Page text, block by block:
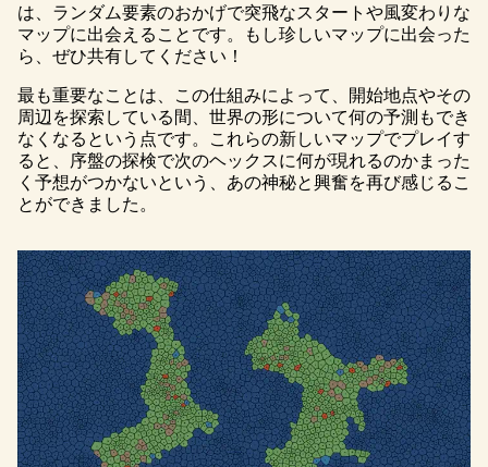
は、ランダム要素のおかげで突飛なスタートや風変わりな
マップに出会えることです。もし珍しいマップに出会った
ら、ぜひ共有してください！
最も重要なことは、この仕組みによって、開始地点やその
周辺を探索している間、世界の形について何の予測もでき
なくなるという点です。これらの新しいマップでプレイす
ると、序盤の探検で次のヘックスに何が現れるのかまった
く予想がつかないという、あの神秘と興奮を再び感じるこ
とができました。